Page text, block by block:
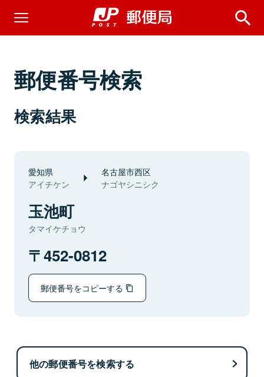
郵便番号検索
検索結果
愛知県
アイチケン
名古屋市西区
ナゴヤシニシク
玉池町
タマイケチョウ
452-0812
郵便番号をコピーする
他の郵便番号を検索する